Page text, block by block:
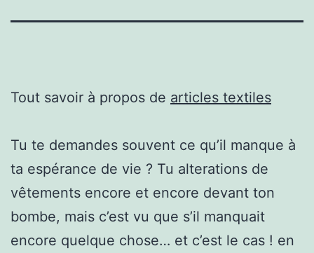
Tout savoir à propos de articles textiles
Tu te demandes souvent ce qu’il manque à
ta espérance de vie ? Tu alterations de
vêtements encore et encore devant ton
bombe, mais c’est vu que s’il manquait
encore quelque chose… et c’est le cas ! en